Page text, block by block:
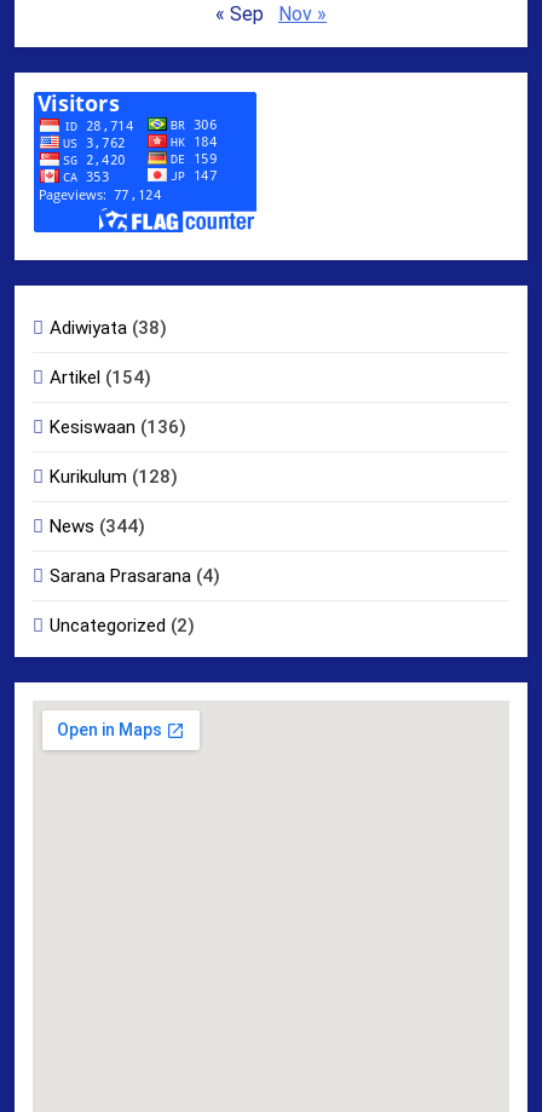
« Sep Nov »
Adiwiyata (38)
Artikel (154)
Kesiswaan (136)
Kurikulum (128)
News (344)
Sarana Prasarana (4)
Uncategorized (2)